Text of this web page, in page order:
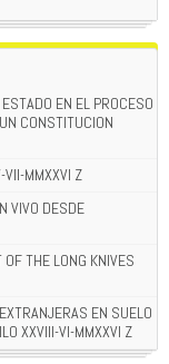
EN EL PROCESO
CONSTITUCION
MMXXVI Z
VIVO DESDE
THE LONG KNIVES
EN SUELO
XXVIII-VI-MMXXVI Z